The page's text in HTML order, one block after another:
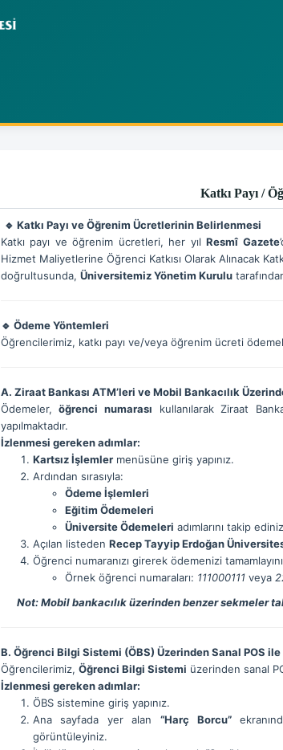
Katkı Payı /
🔹 Katkı Payı ve Öğrenim Ücretlerinin Belirlenmesi
Katkı payı ve öğrenim ücretleri, her yıl Resmî Gazete
Hizmet Maliyetlerine Öğrenci Katkısı Olarak Alınacak
doğrultusunda, Üniversitemiz Yönetim Kurulu
🔹 Ödeme Yöntemleri
Öğrencilerimiz, katkı payı ve/veya öğrenim ücreti
A. Ziraat Bankası ATM’leri ve Mobil Bankacılık
Ödemeler,öğrenci numarası kullanılarak Ziraat
yapılmaktadır.
İzlenmesi gereken adımlar:
Kartsız İşlemlermenüsüne giriş yapınız.
Ardından sırasıyla:
Ödeme İşlemleri
Eğitim Ödemeleri
Üniversite Ödemeleri adımlarını takip
Açılan listeden Recep Tayyip Erdoğan
Öğrenci numaranızı girerek ödemenizi
Örnek öğrenci numaraları: 111000111veya
Not: Mobil bankacılık üzerinden benzer sekmeler
B. Öğrenci Bilgi Sistemi (ÖBS) Üzerinden Sanal POS ile
Öğrencilerimiz, Öğrenci Bilgi Sistemi üzerinden sanal
İzlenmesi gereken adımlar:
ÖBS sistemine giriş yapınız.
Ana sayfada yer alan“Harç Borcu”
görüntüleyiniz.